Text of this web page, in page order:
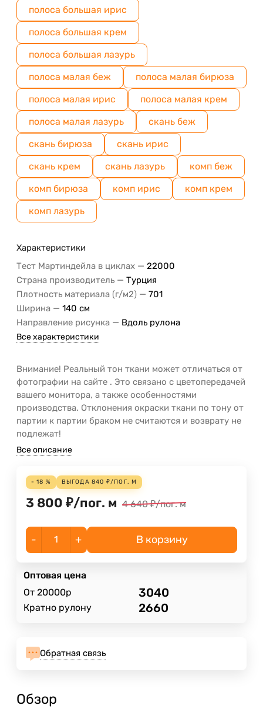
полоса большая ирис
полоса большая крем
полоса большая лазурь
полоса малая беж
полоса малая бирюза
полоса малая ирис
полоса малая крем
полоса малая лазурь
скань беж
скань бирюза
скань ирис
скань крем
скань лазурь
комп беж
комп бирюза
комп ирис
комп крем
комп лазурь
Характеристики
Тест Мартиндейла в циклах — 22000
Страна производитель — Турция
Плотность материала (г/м2) — 701
Ширина — 140 см
Направление рисунка — Вдоль рулона
Все характеристики
Внимание! Реальный тон ткани может отличаться от
фотографии на сайте . Это связано с цветопередачей
вашего монитора, а также особенностями
производства. Отклонения окраски ткани по тону от
партии к партии браком не считаются и возврату не
подлежат!
Все описание
- 18 % ВЫГОДА 840 ₽/ПОГ. М
3 800 ₽/пог. м 4 640 ₽/пог. м
- + В корзину
Оптовая цена
От 20000р
3040
Кратно рулону 2660
Обратная связь
Обзор